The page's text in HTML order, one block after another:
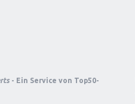
- Ein Service von Top50-